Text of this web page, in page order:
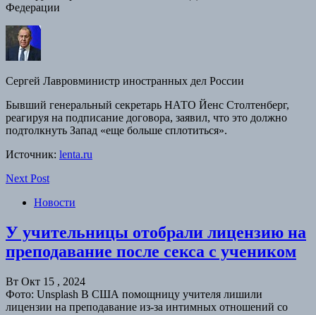
Федерации
Сергей Лавровминистр иностранных дел России
Бывший генеральный секретарь НАТО Йенс Столтенберг,
реагируя на подписание договора, заявил, что это должно
подтолкнуть Запад «еще больше сплотиться».
Источник: lenta.ru
Next Post
Новости
У учительницы отобрали лицензию на
преподавание после секса с учеником
Вт Окт 15 , 2024
Фото: Unsplash В США помощницу учителя лишили
лицензии на преподавание из-за интимных отношений со